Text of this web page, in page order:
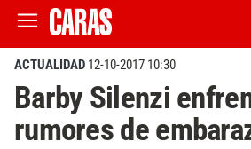
ACTUALIDAD 12-10-2017 10:30
Barby Silenzi
rumores de